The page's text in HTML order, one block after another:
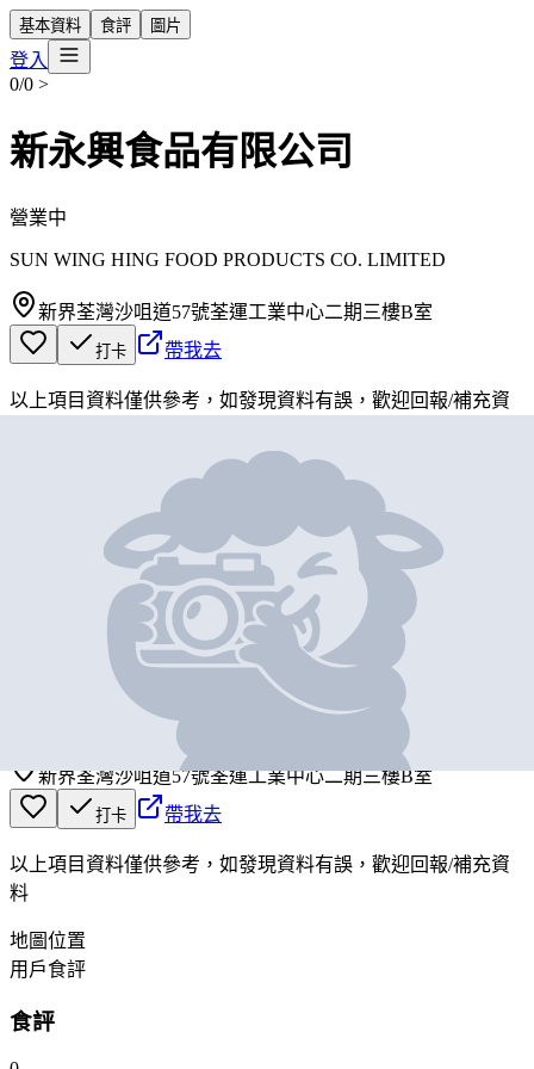
基本資料 食評 圖片
登入
0/0 >
新永興食品有限公司
營業中
SUN WING HING FOOD PRODUCTS CO. LIMITED
新界荃灣沙咀道57號荃運工業中心二期三樓B室
打卡 帶我去
以上項目資料僅供參考，如發現資料有誤，歡迎回報/補充資
新永興食品有限公司
SUN WING HING FOOD PRODUCTS CO. LIMITED
新界荃灣沙咀道57號荃運工業中心二期三樓B室
打卡 帶我去
以上項目資料僅供參考，如發現資料有誤，歡迎回報/補充資
料
地圖位置
用戶食評
食評